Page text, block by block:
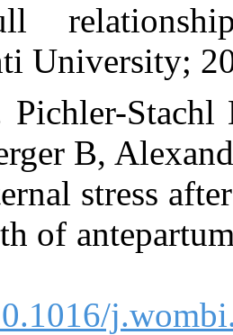
stressfull
Beheshti
17. 17.
Urlesberger B,
al. Maternal
of length of
[DOI:10.1016/